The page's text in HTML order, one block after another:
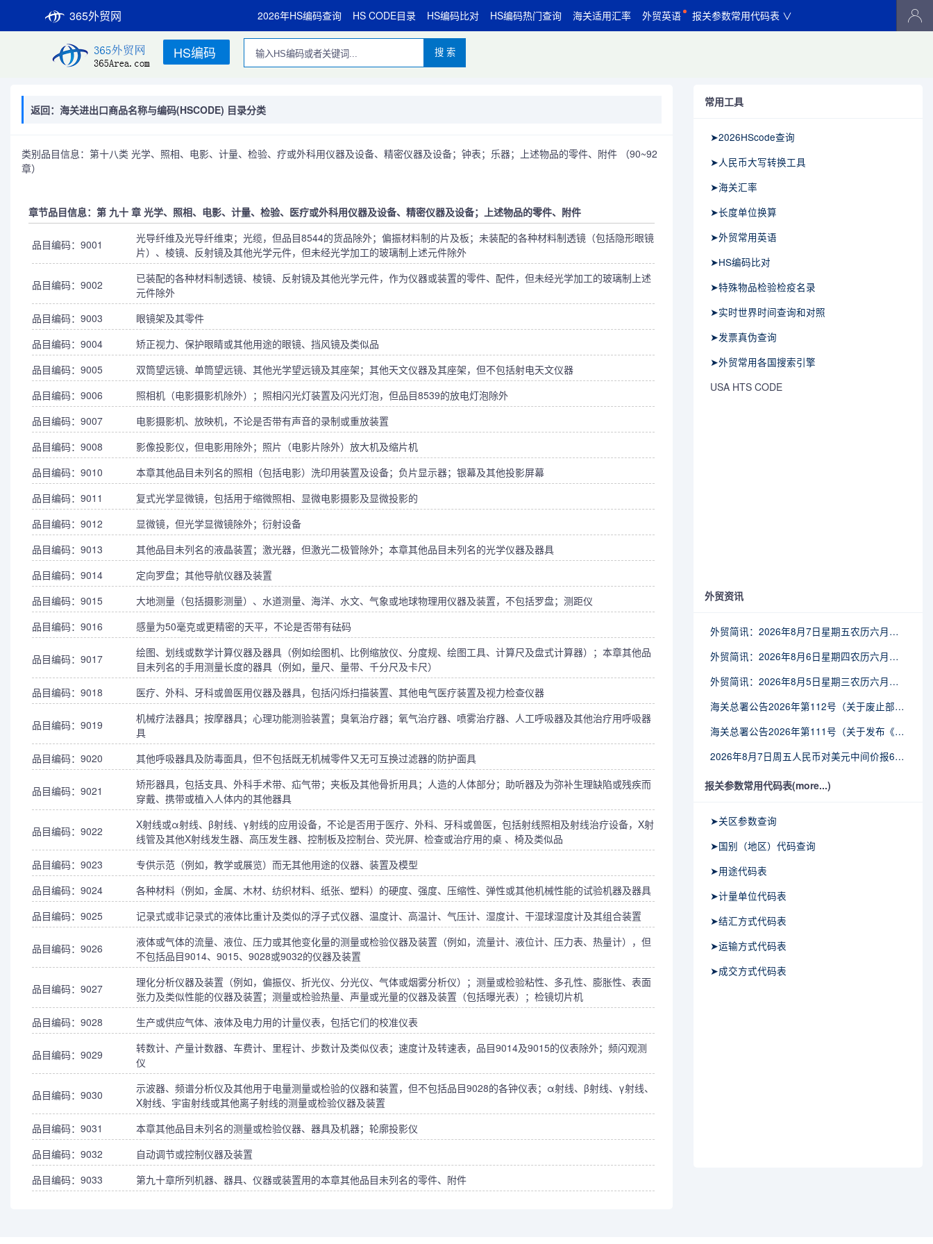
365外贸网 2026年HS编码查询 HS CODE目录 HS编码比对 HS编码热门查询 海关适用汇率 外贸英语 报关参数常用代码表 ∨
HS编码 搜 索
返回：海关进出口商品名称与编码(HSCODE) 目录分类
类别品目信息：第十八类 光学、照相、电影、计量、检验、疗或外科用仪器及设备、精密仪器及设备；钟表；乐器；上述物品的零件、附件 （90~92
章）
章节品目信息：第 九十 章 光学、照相、电影、计量、检验、医疗或外科用仪器及设备、精密仪器及设备；上述物品的零件、附件
品目编码：9001
光导纤维及光导纤维束；光缆，但品目8544的货品除外；偏振材料制的片及板；未装配的各种材料制透镜（包括隐形眼镜
片）、棱镜、反射镜及其他光学元件，但未经光学加工的玻璃制上述元件除外
品目编码：9002
已装配的各种材料制透镜、棱镜、反射镜及其他光学元件，作为仪器或装置的零件、配件，但未经光学加工的玻璃制上述
元件除外
品目编码：9003
眼镜架及其零件
品目编码：9004
矫正视力、保护眼睛或其他用途的眼镜、挡风镜及类似品
品目编码：9005
双筒望远镜、单筒望远镜、其他光学望远镜及其座架；其他天文仪器及其座架，但不包括射电天文仪器
品目编码：9006
照相机（电影摄影机除外）；照相闪光灯装置及闪光灯泡，但品目8539的放电灯泡除外
品目编码：9007
电影摄影机、放映机，不论是否带有声音的录制或重放装置
品目编码：9008
影像投影仪，但电影用除外；照片（电影片除外）放大机及缩片机
品目编码：9010
本章其他品目未列名的照相（包括电影）洗印用装置及设备；负片显示器；银幕及其他投影屏幕
品目编码：9011
复式光学显微镜，包括用于缩微照相、显微电影摄影及显微投影的
品目编码：9012
显微镜，但光学显微镜除外；衍射设备
品目编码：9013
其他品目未列名的液晶装置；激光器，但激光二极管除外；本章其他品目未列名的光学仪器及器具
品目编码：9014
定向罗盘；其他导航仪器及装置
品目编码：9015
大地测量（包括摄影测量）、水道测量、海洋、水文、气象或地球物理用仪器及装置，不包括罗盘；测距仪
品目编码：9016
感量为50毫克或更精密的天平，不论是否带有砝码
品目编码：9017
绘图、划线或数学计算仪器及器具（例如绘图机、比例缩放仪、分度规、绘图工具、计算尺及盘式计算器）；本章其他品
目未列名的手用测量长度的器具（例如，量尺、量带、千分尺及卡尺）
品目编码：9018
医疗、外科、牙科或兽医用仪器及器具，包括闪烁扫描装置、其他电气医疗装置及视力检查仪器
品目编码：9019
机械疗法器具；按摩器具；心理功能测验装置；臭氧治疗器；氧气治疗器、喷雾治疗器、人工呼吸器及其他治疗用呼吸器
具
品目编码：9020
其他呼吸器具及防毒面具，但不包括既无机械零件又无可互换过滤器的防护面具
品目编码：9021
矫形器具，包括支具、外科手术带、疝气带；夹板及其他骨折用具；人造的人体部分；助听器及为弥补生理缺陷或残疾而
穿戴、携带或植入人体内的其他器具
品目编码：9022
X射线或α射线、β射线、γ射线的应用设备，不论是否用于医疗、外科、牙科或兽医，包括射线照相及射线治疗设备，X射
线管及其他X射线发生器、高压发生器、控制板及控制台、荧光屏、检查或治疗用的桌 、椅及类似品
品目编码：9023
专供示范（例如，教学或展览）而无其他用途的仪器、装置及模型
品目编码：9024
各种材料（例如，金属、木材、纺织材料、纸张、塑料）的硬度、强度、压缩性、弹性或其他机械性能的试验机器及器具
品目编码：9025
记录式或非记录式的液体比重计及类似的浮子式仪器、温度计、高温计、气压计、湿度计、干湿球湿度计及其组合装置
品目编码：9026
液体或气体的流量、液位、压力或其他变化量的测量或检验仪器及装置（例如，流量计、液位计、压力表、热量计），但
不包括品目9014、9015、9028或9032的仪器及装置
品目编码：9027
理化分析仪器及装置（例如，偏振仪、折光仪、分光仪、气体或烟雾分析仪）；测量或检验粘性、多孔性、膨胀性、表面
张力及类似性能的仪器及装置；测量或检验热量、声量或光量的仪器及装置（包括曝光表）；检镜切片机
品目编码：9028
生产或供应气体、液体及电力用的计量仪表，包括它们的校准仪表
品目编码：9029
转数计、产量计数器、车费计、里程计、步数计及类似仪表；速度计及转速表，品目9014及9015的仪表除外；频闪观测
仪
品目编码：9030
示波器、频谱分析仪及其他用于电量测量或检验的仪器和装置，但不包括品目9028的各钟仪表；α射线、β射线、γ射线、
X射线、宇宙射线或其他离子射线的测量或检验仪器及装置
品目编码：9031
本章其他品目未列名的测量或检验仪器、器具及机器；轮廓投影仪
品目编码：9032
自动调节或控制仪器及装置
品目编码：9033
第九十章所列机器、器具、仪器或装置用的本章其他品目未列名的零件、附件
常用工具
➤2026HScode查询
➤人民币大写转换工具
➤海关汇率
➤长度单位换算
➤外贸常用英语
➤HS编码比对
➤特殊物品检验检疫名录
➤实时世界时间查询和对照
➤发票真伪查询
➤外贸常用各国搜索引擎
USA HTS CODE
外贸资讯
外贸简讯：2026年8月7日星期五农历六月廿五
外贸简讯：2026年8月6日星期四农历六月廿四
外贸简讯：2026年8月5日星期三农历六月廿三
海关总署公告2026年第112号（关于废止部分卫生检疫类规范性文件的公告）
海关总署公告2026年第111号（关于发布《进出境动植物检疫处理监督管理工作规定》《进出境卫生处理监督管理工作规定》的公告）
2026年8月7日周五人民币对美元中间价报6.7904调贬9个基点
报关参数常用代码表(more...)
➤关区参数查询
➤国别（地区）代码查询
➤用途代码表
➤计量单位代码表
➤结汇方式代码表
➤运输方式代码表
➤成交方式代码表